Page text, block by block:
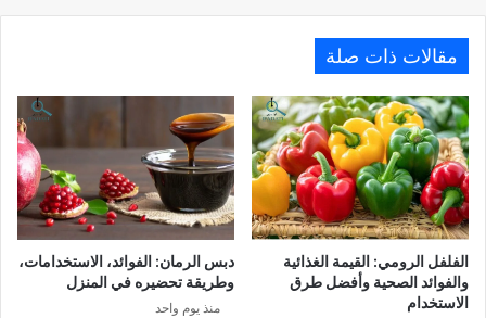
مقالات ذات صلة
الفلفل الرومي: القيمة الغذائية
والفوائد الصحية وأفضل طرق
الاستخدام
دبس الرمان: الفوائد، الاستخدامات،
وطريقة تحضيره في المنزل
منذ يوم واحد